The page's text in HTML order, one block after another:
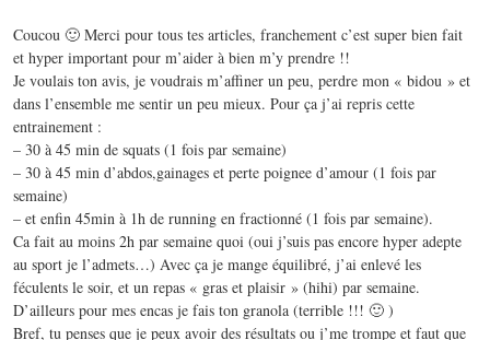
Coucou 🙂 Merci pour tous tes articles, franchement c’est super bien fait
et hyper important pour m’aider à bien m’y prendre !!
Je voulais ton avis, je voudrais m’affiner un peu, perdre mon « bidou » et
dans l’ensemble me sentir un peu mieux. Pour ça j’ai repris cette
entrainement :
– 30 à 45 min de squats (1 fois par semaine)
– 30 à 45 min d’abdos,gainages et perte poignee d’amour (1 fois par
semaine)
– et enfin 45min à 1h de running en fractionné (1 fois par semaine).
Ca fait au moins 2h par semaine quoi (oui j’suis pas encore hyper adepte
au sport je l’admets…) Avec ça je mange équilibré, j’ai enlevé les
féculents le soir, et un repas « gras et plaisir » (hihi) par semaine.
D’ailleurs pour mes encas je fais ton granola (terrible !!! 🙂 )
Bref, tu penses que je peux avoir des résultats ou j’me trompe et faut que